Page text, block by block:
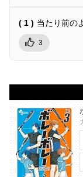
( 1 ) 当たり前の
3